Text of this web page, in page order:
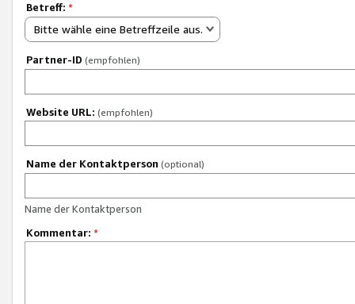
Betreff: *
Bitte wähle eine Betreffzeile aus.
Partner-ID (empfohlen)
Website URL: (empfohlen)
Name der Kontaktperson (optional)
Name der Kontaktperson
Kommentar: *